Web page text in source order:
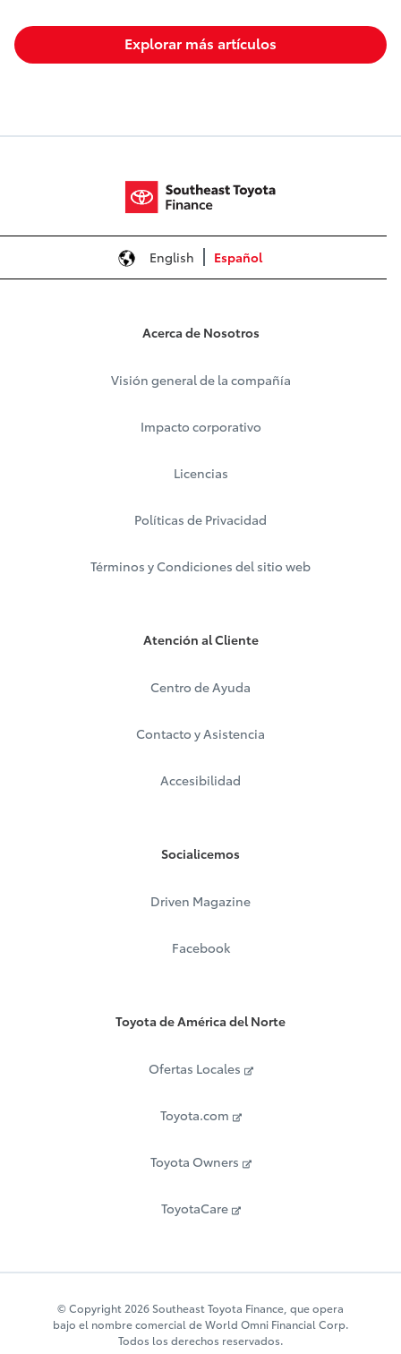
Explorar más artículos
English Español
Acerca de Nosotros
Visión general de la compañía
Impacto corporativo
Licencias
Políticas de Privacidad
Términos y Condiciones del sitio web
Atención al Cliente
Centro de Ayuda
Contacto y Asistencia
Accesibilidad
Socialicemos
Driven Magazine
Facebook
Toyota de América del Norte
Ofertas Locales
Toyota.com
Toyota Owners
ToyotaCare
© Copyright 2026 Southeast Toyota Finance, que opera
bajo el nombre comercial de World Omni Financial Corp.
Todos los derechos reservados.